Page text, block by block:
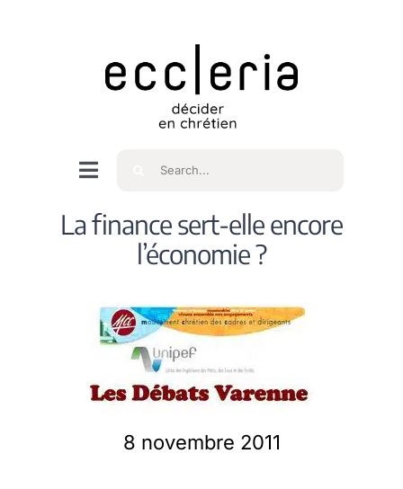
Navigation
bascule
Accueil
Intéressés
Spiritualité
Rechercher
La finance sert-elle encore
l’économie ?
8 novembre 2011